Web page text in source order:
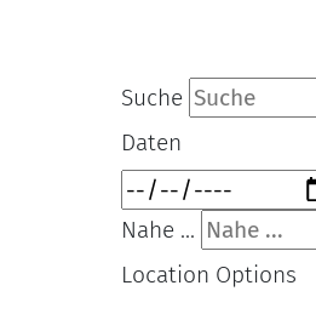
Suche
Daten
Nahe ...
Location Options